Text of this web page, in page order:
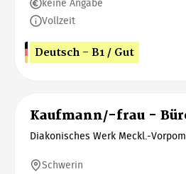
keine Angabe
Vollzeit
Deutsch - B1 / Gut
Kaufmann/-frau -
Diakonisches Werk Meckl.-
Schwerin